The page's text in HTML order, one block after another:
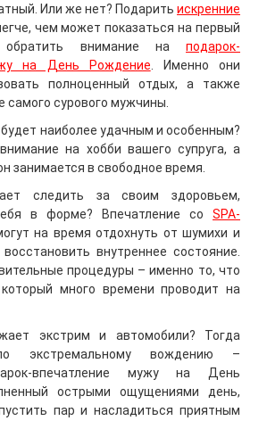
Или же нет? Подарить искренние
чем может показаться на первый
обратить внимание на подарок-
на День Рождение. Именно они
полноценный отдых, а также
самого сурового мужчины.
будет наиболее удачным и особенным?
на хобби вашего супруга, а
занимается в свободное время.
следить за своим здоровьем,
в форме? Впечатление со SPA-
на время отдохнуть от шумихи и
внутреннее состояние.
процедуры – именно то, что
много времени проводит на
экстрим и автомобили? Тогда
экстремальному вождению –
впечатление мужу на День
острыми ощущениями день,
пар и насладиться приятным